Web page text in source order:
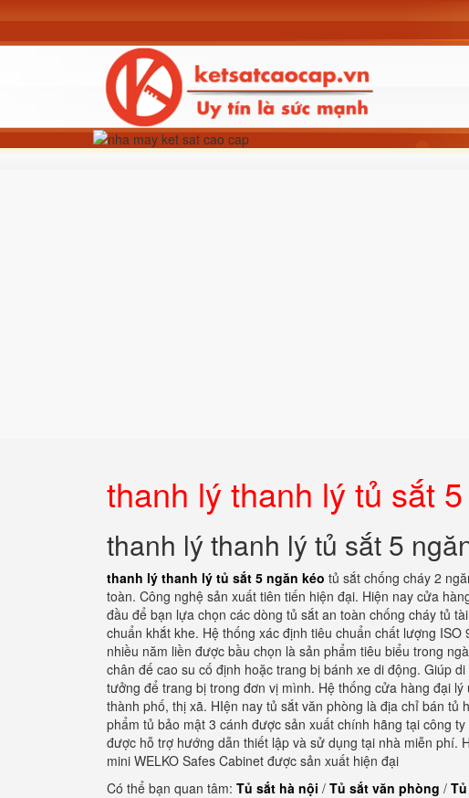
thanh lý thanh lý tủ sắt
thanh lý thanh lý tủ sắt 5
thanh lý thanh lý tủ sắt 5 ngăn kéo tủ sắt chống cháy 2
toàn. Công nghệ sản xuất tiên tiến hiện đại. Hiện nay cửa
đầu để bạn lựa chọn các dòng tủ sắt an toàn chống cháy tủ
chuẩn khắt khe. Hệ thống xác định tiêu chuẩn chất lượng
nhiều năm liền được bầu chọn là sản phẩm tiêu biểu trong
chân đế cao su cố định hoặc trang bị bánh xe di động. Giúp
tưởng để trang bị trong đơn vị mình. Hệ thống cửa hàng đại
thành phố, thị xã. HIện nay tủ sắt văn phòng là địa chỉ bán
phẩm tủ bảo mật 3 cánh được sản xuất chính hãng tại công
được hỗ trợ hướng dẫn thiết lập và sử dụng tại nhà miễn phí.
mini WELKO Safes Cabinet được sản xuất hiện đại
Có thể bạn quan tâm: Tủ sắt hà nội / Tủ sắt văn phòng /